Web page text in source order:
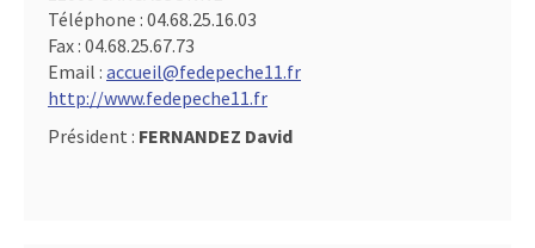
Téléphone : 04.68.25.16.03
Fax : 04.68.25.67.73
Email : accueil@fedepeche11.fr
http://www.fedepeche11.fr
Président : FERNANDEZ David